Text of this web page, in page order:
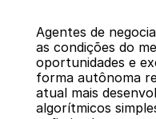
Agentes de
as condições do
oportunidades e
forma autônoma
atual mais
algorítmicos